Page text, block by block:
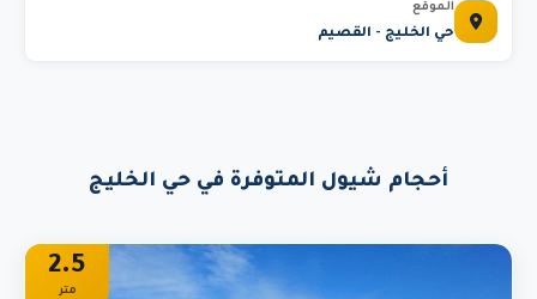
الموقع
حي الخليج - القصيم
أحجام شيول المتوفرة في حي الخليج
2.5
متر